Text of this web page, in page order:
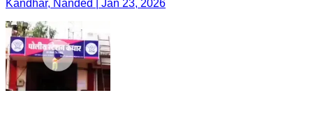
Kandhar, Nanded | Jan 23, 2026